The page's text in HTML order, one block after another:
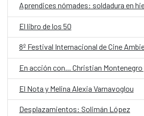
Aprendices nómades: soldadura en
El libro de los 50
8º Festival Internacional de Cine
El Nota y Melina Alexia Varnavoglou
Desplazamientos: Solimán López